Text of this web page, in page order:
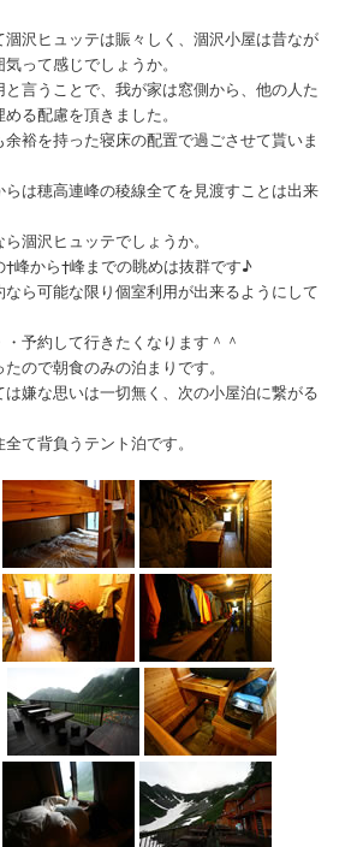
沢ヒュッテは賑々しく、涸沢小屋は昔なが
って感じでしょうか。
言うことで、我が家は窓側から、他の人た
る配慮を頂きました。
裕を持った寝床の配置で過ごさせて貰いま
は穂高連峰の稜線全てを見渡すことは出来
涸沢ヒュッテでしょうか。
†峰から†峰までの眺めは抜群です♪
ら可能な限り個室利用が出来るようにして
予約して行きたくなります＾＾
ので朝食のみの泊まりです。
嫌な思いは一切無く、次の小屋泊に繋がる
て背負うテント泊です。